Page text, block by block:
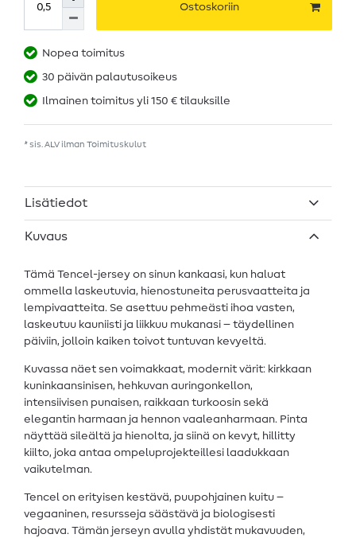
Ostoskoriin
Nopea toimitus
30 päivän palautusoikeus
Ilmainen toimitus yli 150 € tilauksille
* sis. ALV ilman Toimituskulut
Lisätiedot
Kuvaus
Tämä Tencel-jersey on sinun kankaasi, kun haluat
ommella laskeutuvia, hienostuneita perusvaatteita ja
lempivaatteita. Se asettuu pehmeästi ihoa vasten,
laskeutuu kauniisti ja liikkuu mukanasi – täydellinen
päiviin, jolloin kaiken toivot tuntuvan kevyeltä.
Kuvassa näet sen voimakkaat, modernit värit: kirkkaan
kuninkaansinisen, hehkuvan auringonkellon,
intensiivisen punaisen, raikkaan turkoosin sekä
elegantin harmaan ja hennon vaaleanharmaan. Pinta
näyttää sileältä ja hienolta, ja siinä on kevyt, hillitty
kiilto, joka antaa ompeluprojekteillesi laadukkaan
vaikutelman.
Tencel on erityisen kestävä, puupohjainen kuitu –
vegaaninen, resursseja säästävä ja biologisesti
hajoava. Tämän jerseyn avulla yhdistät mukavuuden,